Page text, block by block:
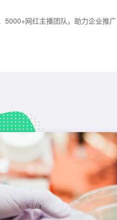
5000+网红主播团队，助力企业推广